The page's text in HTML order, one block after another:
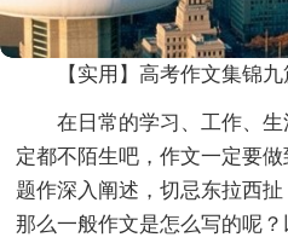
【实用】高考作文集锦九
在日常的学习、工作、
定都不陌生吧，作文一定要
题作深入阐述，切忌东拉西扯
那么一般作文是怎么写的呢